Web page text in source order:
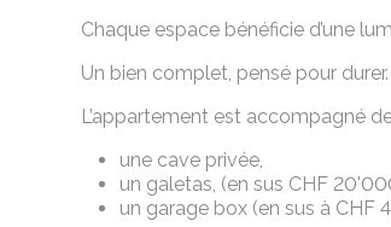
Chaque espace bénéficie d’une
Un bien complet, pensé pour durer.
L’appartement est accompagné
une cave privée,
un galetas, (en sus CHF
un garage box (en sus à CHF